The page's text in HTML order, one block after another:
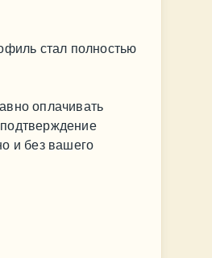
стал полностью
оплачивать
подтверждение
и без вашего